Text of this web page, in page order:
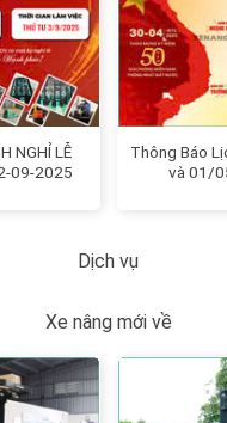
NGHỈ LỄ
09-2025
Thông Báo
và 01/
Dịch vụ
Xe nâng mới về